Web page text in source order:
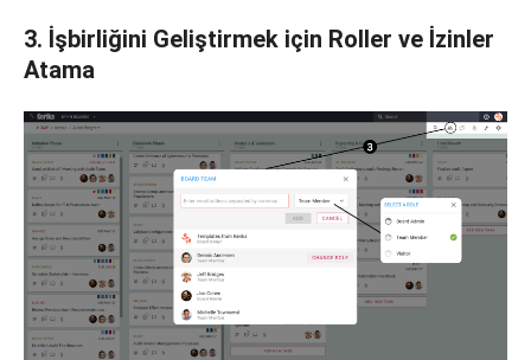
3. İşbirliğini Geliştirmek için Roller ve İzinler
Atama